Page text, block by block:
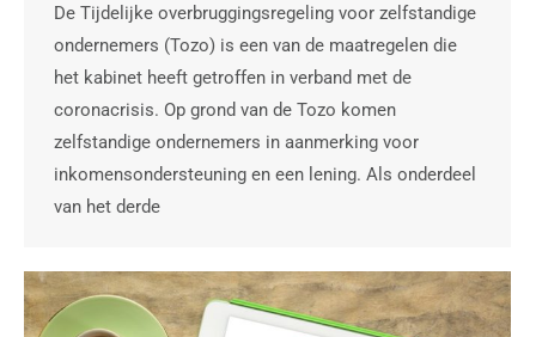
De Tijdelijke overbruggingsregeling voor zelfstandige
ondernemers (Tozo) is een van de maatregelen die
het kabinet heeft getroffen in verband met de
coronacrisis. Op grond van de Tozo komen
zelfstandige ondernemers in aanmerking voor
inkomensondersteuning en een lening. Als onderdeel
van het derde